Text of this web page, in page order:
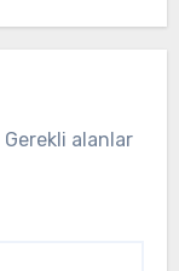
Gerekli alanlar